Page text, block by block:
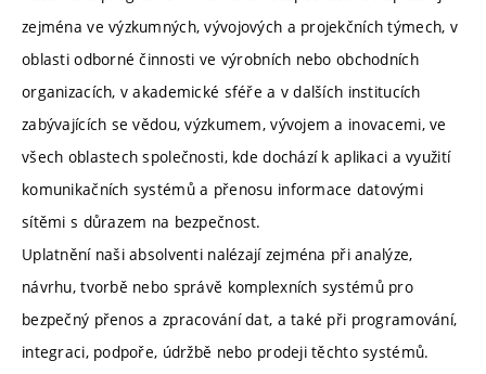
zejména ve výzkumných, vývojových a projekčních týmech, v
oblasti odborné činnosti ve výrobních nebo obchodních
organizacích, v akademické sféře a v dalších institucích
zabývajících se vědou, výzkumem, vývojem a inovacemi, ve
všech oblastech společnosti, kde dochází k aplikaci a využití
komunikačních systémů a přenosu informace datovými
sítěmi s důrazem na bezpečnost.
Uplatnění naši absolventi nalézají zejména při analýze,
návrhu, tvorbě nebo správě komplexních systémů pro
bezpečný přenos a zpracování dat, a také při programování,
integraci, podpoře, údržbě nebo prodeji těchto systémů.